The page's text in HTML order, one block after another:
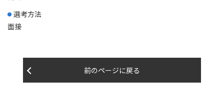
選考方法
面接
前のページに戻る